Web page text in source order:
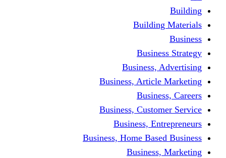
Business,
Business,
Business,
Business,
Business, Home